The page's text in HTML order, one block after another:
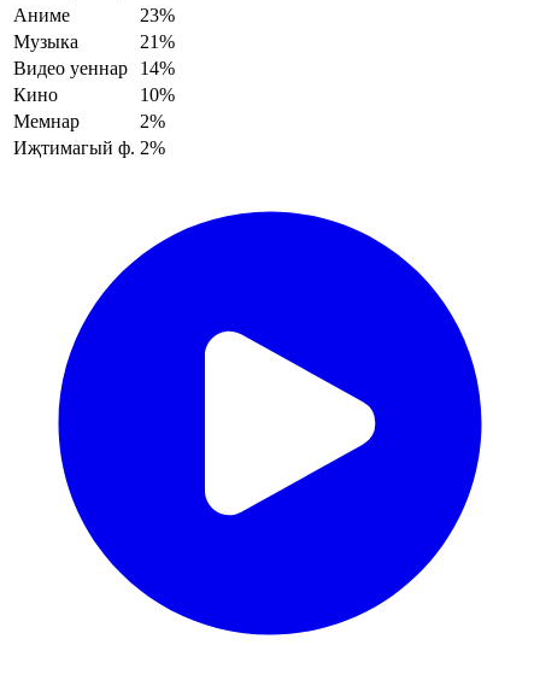
Аниме
23%
Музыка
21%
Видео уеннар
14%
Кино
10%
Мемнар
2%
Иҗтимагый ф. 2%